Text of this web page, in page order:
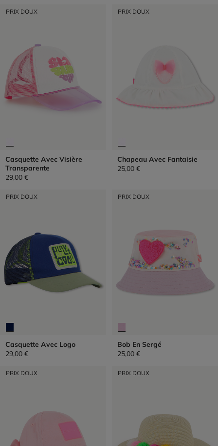
PRIX DOUX
Casquette Avec Visière
Transparente
29,00 €
PRIX DOUX
Chapeau Avec Fantaisie
25,00 €
PRIX DOUX
Casquette Avec Logo
29,00 €
PRIX DOUX
Bob En Sergé
25,00 €
PRIX DOUX PRIX DOUX